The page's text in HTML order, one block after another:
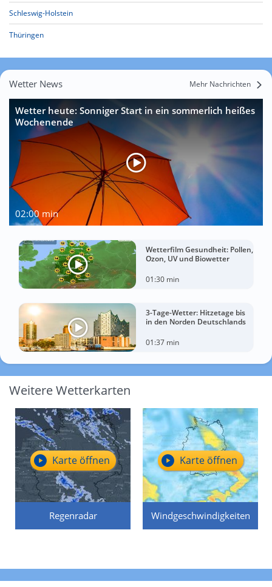
Schleswig-Holstein
Thüringen
Wetter News Mehr Nachrichten
Wetter heute: Sonniger Start in ein sommerlich heißes
Wochenende
02:00 min
Wetterfilm Gesundheit: Pollen,
Ozon, UV und Biowetter
01:30 min
3-Tage-Wetter: Hitzetage bis
in den Norden Deutschlands
01:37 min
Weitere Wetterkarten
Regenradar
Karte öffnen
Windgeschwindigkeiten
Karte öffnen